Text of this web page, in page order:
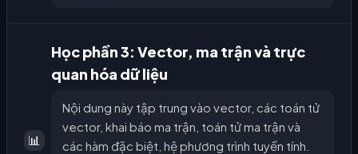
📊
Học phần 3: Vector, ma trận và trực
quan hóa dữ liệu
Nội dung này tập trung vào vector, các toán tử
vector, khai báo ma trận, toán tử ma trận và
các hàm đặc biệt, hệ phương trình tuyến tính.